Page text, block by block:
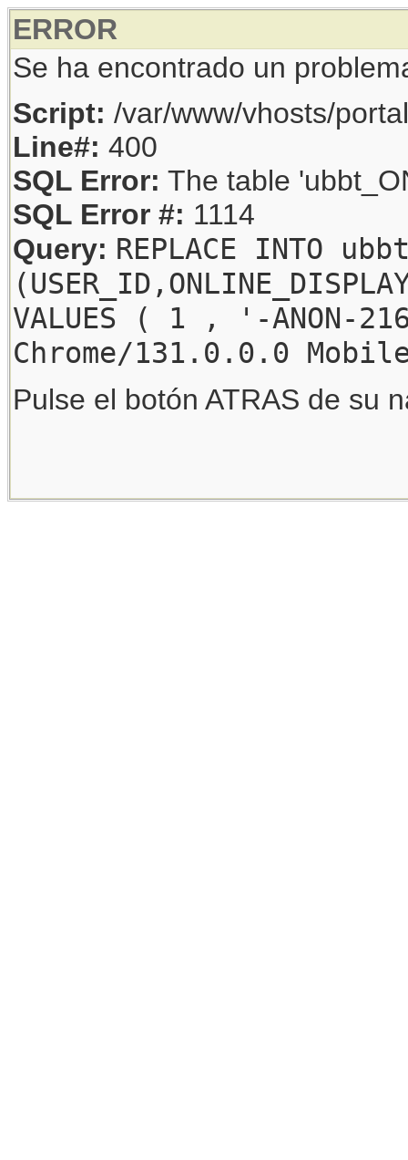
ERROR
Se ha encontrado un
Script: /var/www/vhosts/
Line#: 400
SQL Error: The table
SQL Error #: 1114
Query: REPLACE INTO
VALUES ( 1 , '-
Chrome/131.0.0.0
Pulse el botón ATRAS de su